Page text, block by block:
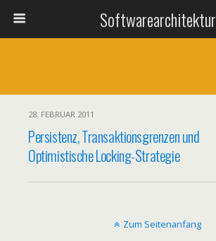
Softwarearchitektur
28. FEBRUAR 2011
Persistenz, Transaktionsgrenzen und
Optimistische Locking-Strategie
Zum Seitenanfang